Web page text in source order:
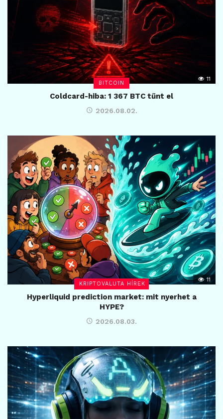
BITCOIN
11
Coldcard-hiba: 1 367 BTC tűnt el
2026.08.02.
KRIPTOVALUTA HÍREK
11
Hyperliquid prediction market: mit nyerhet a
HYPE?
2026.08.03.